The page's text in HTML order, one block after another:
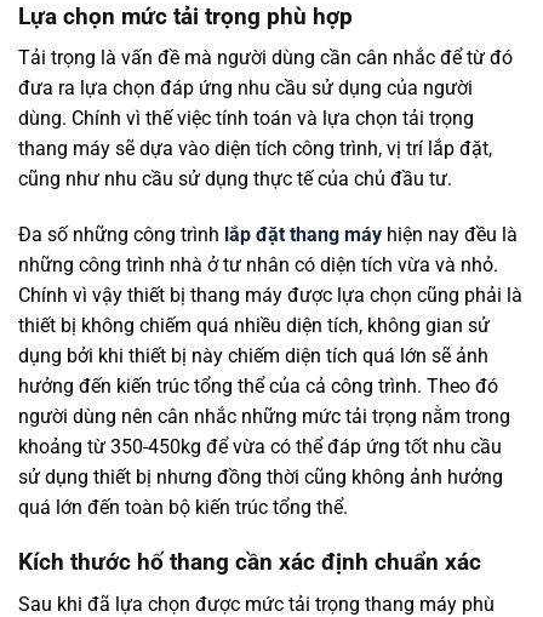
Lựa chọn mức tải trọng phù hợp
Tải trọng là vấn đề mà người dùng cần cân nhắc để từ đó
đưa ra lựa chọn đáp ứng nhu cầu sử dụng của người
dùng. Chính vì thế việc tính toán và lựa chọn tải trọng
thang máy sẽ dựa vào diện tích công trình, vị trí lắp đặt,
cũng như nhu cầu sử dụng thực tế của chủ đầu tư.
Đa số những công trình lắp đặt thang máy hiện nay đều là
những công trình nhà ở tư nhân có diện tích vừa và nhỏ.
Chính vì vậy thiết bị thang máy được lựa chọn cũng phải là
thiết bị không chiếm quá nhiều diện tích, không gian sử
dụng bởi khi thiết bị này chiếm diện tích quá lớn sẽ ảnh
hưởng đến kiến trúc tổng thể của cả công trình. Theo đó
người dùng nên cân nhắc những mức tải trọng nằm trong
khoảng từ 350-450kg để vừa có thể đáp ứng tốt nhu cầu
sử dụng thiết bị nhưng đồng thời cũng không ảnh hưởng
quá lớn đến toàn bộ kiến trúc tổng thể.
Kích thước hố thang cần xác định chuẩn xác
Sau khi đã lựa chọn được mức tải trọng thang máy phù